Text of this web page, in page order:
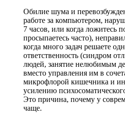
Обилие шума и
работе за компьютером,
7 часов, или когда ложитесь
просыпаетесь часто),
когда много задач решаете
ответственность (синдром
людей, занятие нелюбимым
вместо управления им в
микрофлорой кишечника и
усилению
Это причина, почему у
чаще.